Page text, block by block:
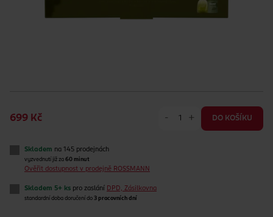
699 Kč - + DO KOŠÍKU
Skladem na 145 prodejnách
vyzvednutí již za 60 minut
Ověřit dostupnost v prodejně ROSSMANN
Skladem 5+ ks pro zaslání DPD, Zásilkovna
standardní doba doručení do 3 pracovních dní